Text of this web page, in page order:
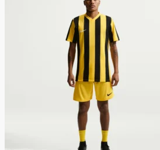
名前入りユニフォームで子どもの自信が「プ
護者は約67%！「やや高いと感じたが納得し
する声も32.7%に！
応援ユニフォーム、約53％が「会場に一体
ームへの愛情が伝わる応援スタイルとは？